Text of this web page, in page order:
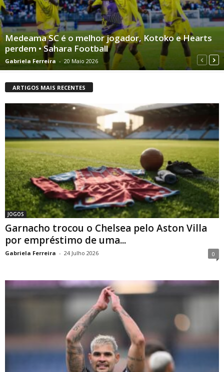
Medeama SC é o melhor jogador, Kotoko e Hearts
perdem • Sahara Football
Gabriela Ferreira - 20 Maio 2026
ARTIGOS MAIS RECENTES
JOGOS
Garnacho trocou o Chelsea pelo Aston Villa
por empréstimo de uma...
Gabriela Ferreira - 24 Julho 2026 0